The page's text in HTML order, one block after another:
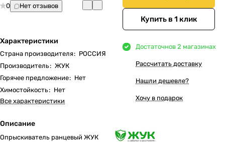
0 Нет отзывов
Характеристики
Страна производителя: РОССИЯ
Производитель: ЖУК
Горячее предложение: Нет
Химостойкость: Нет
Все характеристики
Описание
Опрыскиватель ранцевый ЖУК
Купить в 1 клик
Достаточнов 2 магазинах
Рассчитать доставку
Нашли дешевле?
Хочу в подарок